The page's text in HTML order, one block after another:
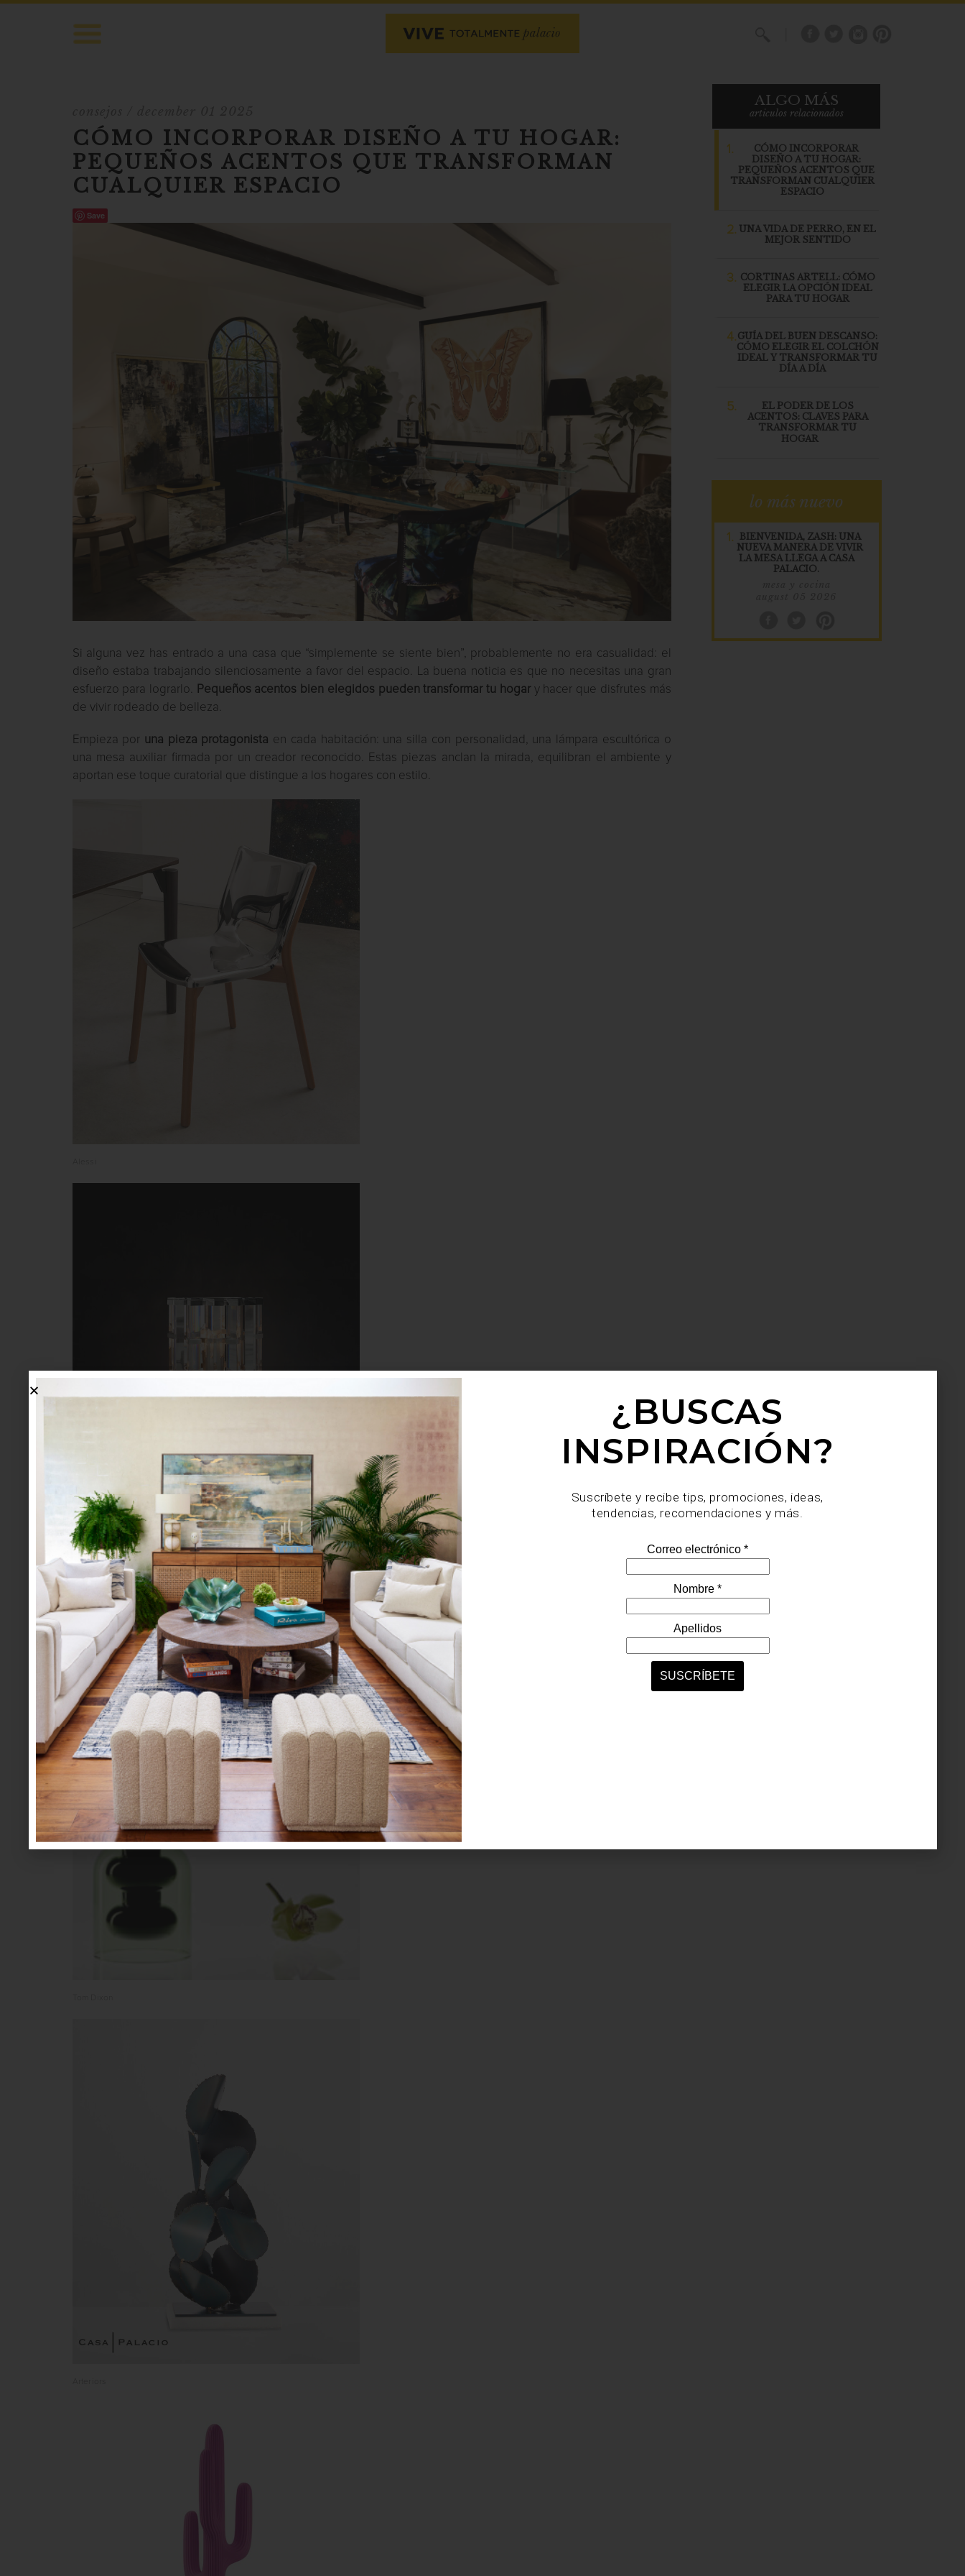
CÓMO INCORPORAR DISEÑO A TU HOGAR:
PEQUEÑOS ACENTOS QUE TRANSFORMAN
CUALQUIER ESPACIO
Save
Si alguna vez has entrado a una casa que “simplemente se siente bien”, probablemente no era casualidad: el
diseño estaba trabajando silenciosamente a favor del espacio. La buena noticia es que no necesitas una gran
esfuerzo para lograrlo. Pequeños acentos bien elegidos pueden transformar tu hogary hacer que disfrutes más
de vivir rodeado de belleza.
Empieza por una pieza protagonista en cada habitación: una silla con personalidad, una lámpara escultórica o
una mesa auxiliar firmada por un creador reconocido. Estas piezas anclan la mirada, equilibran el ambiente y
aportan ese toque curatorial que distingue a los hogares con estilo.
Timothy Oulton
En la sala o el comedor, unflorero de cristal, una bandeja de diseño o una escultura discreta pueden cambiar
por completo la atmósfera. Los objetos decorativos no solo llenan un espacio: cuentan historias, aportan color y
generan una sensación de armonía.
ALGO MÁS
articulos relacionados
1.
CÓMO INCORPORAR
DISEÑO A TU HOGAR:
PEQUEÑOS ACENTOS QUE
TRANSFORMAN CUALQUIER
ESPACIO
2. UNA VIDA DE PERRO, EN EL
MEJOR SENTIDO
3. CORTINAS ARTELL: CÓMO
ELEGIR LA OPCIÓN IDEAL
PARA TU HOGAR
4. GUÍA DEL BUEN DESCANSO:
CÓMO ELEGIR EL COLCHÓN
IDEAL Y TRANSFORMAR TU
DÍA A DÍA
5.
EL PODER DE LOS
ACENTOS: CLAVES PARA
TRANSFORMAR TU
HOGAR
lo más nuevo
1.
BIENVENIDA, ZASH: UNA
NUEVA MANERA DE VIVIR
LA MESA LLEGA A CASA
PALACIO.
¿BUSCAS
INSPIRACIÓN?
Suscríbete y recibe tips, promociones, ideas,
tendencias, recomendaciones y más.